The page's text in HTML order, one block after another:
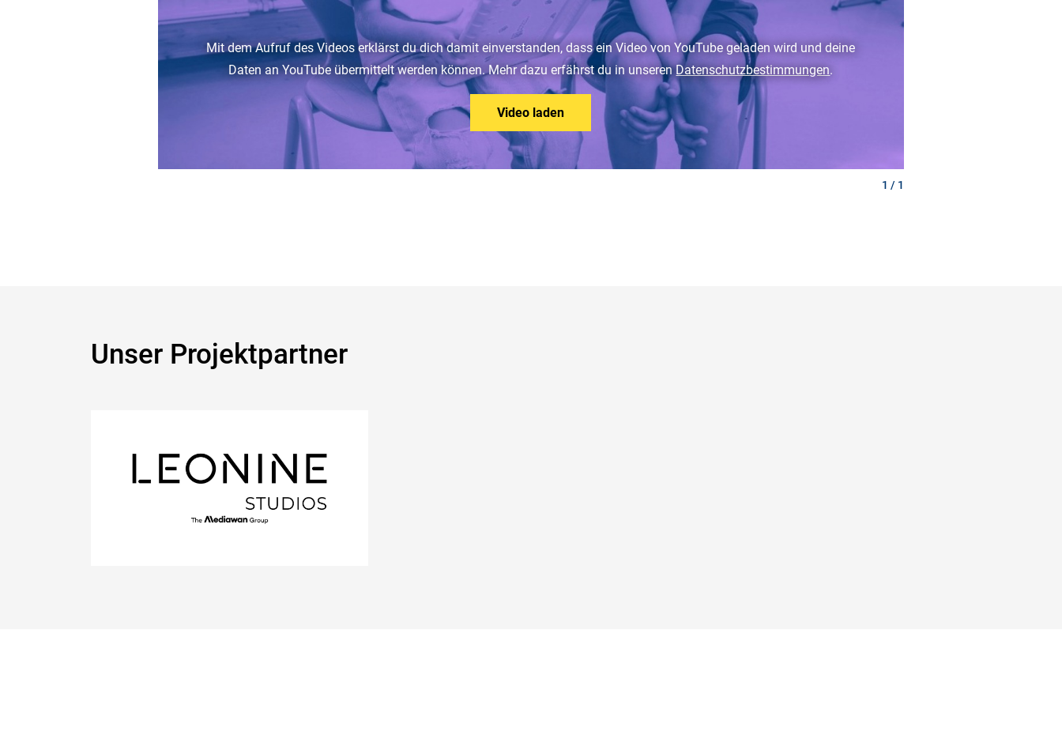
Mit dem Aufruf des Videos erklärst du dich damit einverstanden, dass ein Video von YouTube geladen wird und deine
Daten an YouTube übermittelt werden können. Mehr dazu erfährst du in unserenDatenschutzbestimmungen.
Video laden
1 / 1
Unser Projektpartner
https://www.leoninedistribution.com/